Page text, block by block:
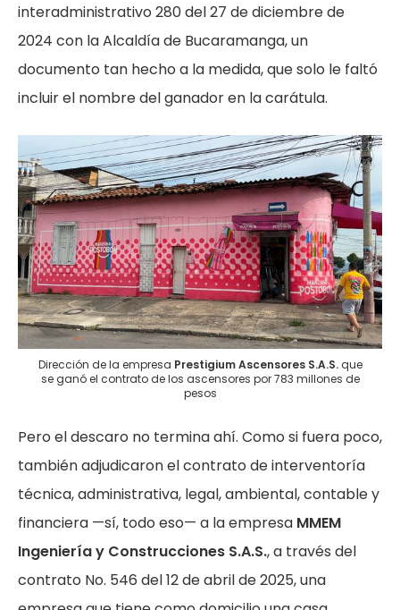
interadministrativo 280 del 27 de diciembre de
2024 con la Alcaldía de Bucaramanga, un
documento tan hecho a la medida, que solo le faltó
incluir el nombre del ganador en la carátula.
Dirección de la empresa Prestigium Ascensores S.A.S.que
se ganó el contrato de los ascensores por 783 millones de
pesos
Pero el descaro no termina ahí. Como si fuera poco,
también adjudicaron el contrato de interventoría
técnica, administrativa, legal, ambiental, contable y
financiera —sí, todo eso— a la empresa MMEM
Ingeniería y Construcciones S.A.S., a través del
contrato No. 546 del 12 de abril de 2025, una